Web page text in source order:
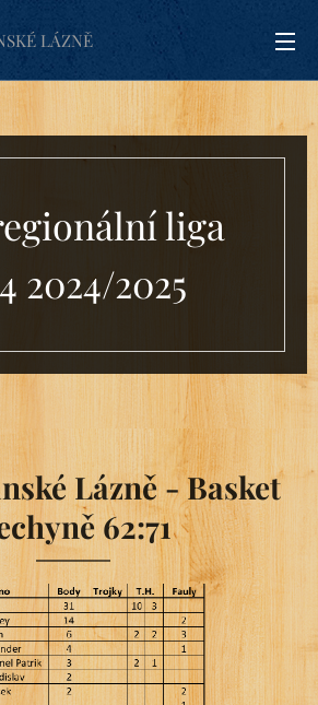
LÁZNĚ
liga
2024/2025
Lázně - Basket
62:71